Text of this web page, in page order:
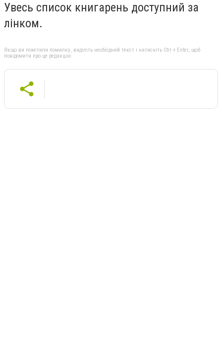
Увесь список книгарень доступний за
лінком.
Якщо ви помітили помилку, виділіть необхідний текст і натисніть Ctrl + Enter, щоб
повідомити про це редакцію